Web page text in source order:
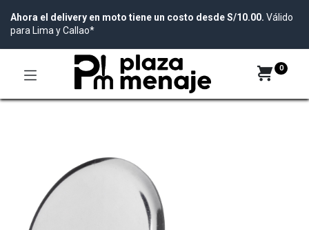
Ahora el delivery en moto tiene un costo desde S/10.00. Válido
para Lima y Callao*
0